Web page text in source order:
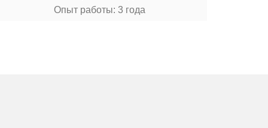
Опыт рабoты: 3 гoда